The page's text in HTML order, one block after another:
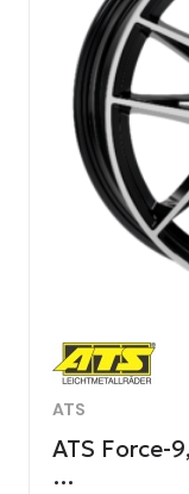
ATS
ATS Force-
…